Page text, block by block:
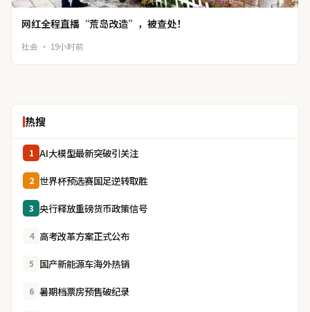
网红全程直播“荒岛改造”，被查处！
社会 · 19小时前
热搜
1 AI大模型最新突破引关注
2 世界杯预选赛国足逆转取胜
3 央行释放重磅货币政策信号
4 高考改革方案正式公布
5 国产新能源车海外热销
6 暑期档票房预售破纪录